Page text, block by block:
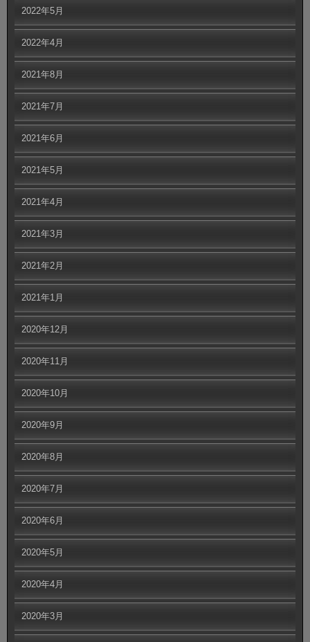
2022年5月
2022年4月
2021年8月
2021年7月
2021年6月
2021年5月
2021年4月
2021年3月
2021年2月
2021年1月
2020年12月
2020年11月
2020年10月
2020年9月
2020年8月
2020年7月
2020年6月
2020年5月
2020年4月
2020年3月